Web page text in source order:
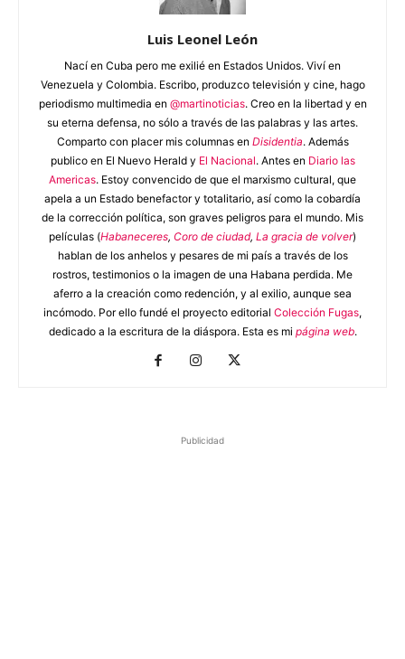
Luis Leonel León
Nací en Cuba pero me exilié en Estados Unidos. Viví en
Venezuela y Colombia. Escribo, produzco televisión y cine, hago
periodismo multimedia en @martinoticias. Creo en la libertad y en
su eterna defensa, no sólo a través de las palabras y las artes.
Comparto con placer mis columnas en Disidentia. Además
publico en El Nuevo Herald y El Nacional. Antes en Diario las
Americas. Estoy convencido de que el marxismo cultural, que
apela a un Estado benefactor y totalitario, así como la cobardía
de la corrección política, son graves peligros para el mundo. Mis
películas (Habaneceres, Coro de ciudad, La gracia de volver)
hablan de los anhelos y pesares de mi país a través de los
rostros, testimonios o la imagen de una Habana perdida. Me
aferro a la creación como redención, y al exilio, aunque sea
incómodo. Por ello fundé el proyecto editorial Colección Fugas,
dedicado a la escritura de la diáspora. Esta es mi página web.
Publicidad